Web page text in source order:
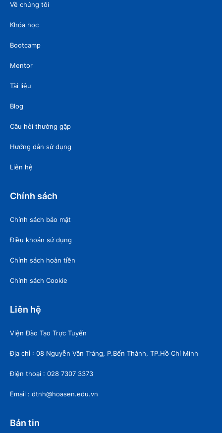
Về chúng tôi
Khóa học
Bootcamp
Mentor
Tài liệu
Blog
Câu hỏi thường gặp
Hướng dẫn sử dụng
Liên hệ
Chính sách
Chính sách bảo mật
Điều khoản sử dụng
Chính sách hoàn tiền
Chính sách Cookie
Liên hệ
Viện Đào Tạo Trực Tuyến
Địa chỉ : 08 Nguyễn Văn Tráng, P.Bến Thành, TP.Hồ Chí Minh
Điện thoại : 028 7307 3373
Email : dtnh@hoasen.edu.vn
Bản tin